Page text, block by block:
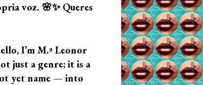
voz. 🌸✨ Queres
I’m M.ª Leonor
just a genre; it is a
yet name — into